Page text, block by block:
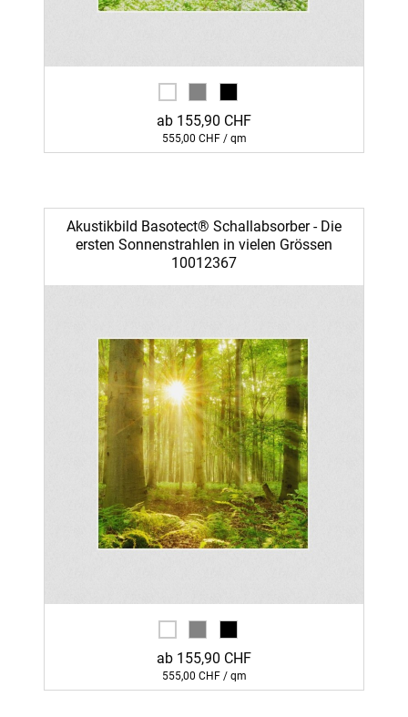
ab 155,90 CHF
555,00 CHF / qm
Akustikbild Basotect® Schallabsorber - Die
ersten Sonnenstrahlen in vielen Grössen
10012367
ab 155,90 CHF
555,00 CHF / qm